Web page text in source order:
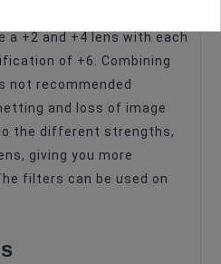
a +2 and +4 lens with each
of +6. Combining
not recommended
and loss of image
the different strengths,
giving you more
filters can be used on